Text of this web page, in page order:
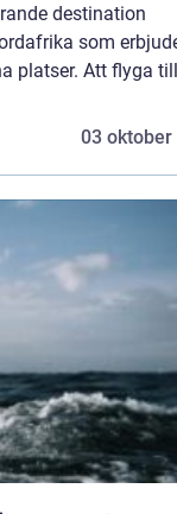
destination
som
platser. Att flyga till
03 oktober